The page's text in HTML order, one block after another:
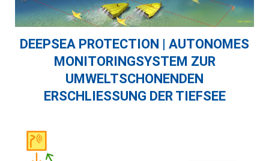
DEEPSEA PROTECTION | AUTONOMES
MONITORINGSYSTEM ZUR
UMWELTSCHONENDEN
ERSCHLIESSUNG DER TIEFSEE